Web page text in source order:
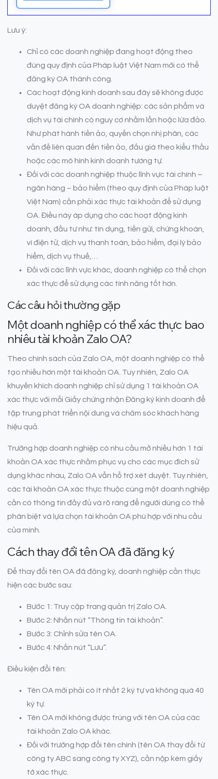
Lưu ý:
Chỉ có các doanh nghiệp đang hoạt động theo
đúng quy định của Pháp luật Việt Nam mới có thể
đăng ký OA thành công.
Các hoạt động kinh doanh sau đây sẽ không được
duyệt đăng ký OA doanh nghiệp: các sản phẩm và
dịch vụ tài chính có nguy cơ nhầm lẫn hoặc lừa đảo.
Như phát hành tiền ảo, quyền chọn nhị phân, các
vấn đề liên quan đến tiền ảo, đấu giá theo kiểu thầu
hoặc các mô hình kinh doanh tương tự.
Đối với các doanh nghiệp thuộc lĩnh vực tài chính –
ngân hàng – bảo hiểm (theo quy định của Pháp luật
Việt Nam) cần phải xác thực tài khoản để sử dụng
OA. Điều này áp dụng cho các hoạt động kinh
doanh, đầu tư như: tín dụng, tiền gửi, chứng khoán,
ví điện tử, dịch vụ thanh toán, bảo hiểm, đại lý bảo
hiểm, dịch vụ thuế,…
Đối với các lĩnh vực khác, doanh nghiệp có thể chọn
xác thực để sử dụng các tính năng tốt hơn.
Các câu hỏi thường gặp
Một doanh nghiệp có thể xác thực bao
nhiêu tài khoản Zalo OA?
Theo chính sách của Zalo OA, một doanh nghiệp có thể
tạo nhiều hơn một tài khoản OA. Tuy nhiên, Zalo OA
khuyến khích doanh nghiệp chỉ sử dụng 1 tài khoản OA
xác thực với mỗi Giấy chứng nhận Đăng ký kinh doanh để
tập trung phát triển nội dung và chăm sóc khách hàng
hiệu quả.
Trường hợp doanh nghiệp có nhu cầu mở nhiều hơn 1 tài
khoản OA xác thực nhằm phục vụ cho các mục đích sử
dụng khác nhau, Zalo OA vẫn hỗ trợ xét duyệt. Tuy nhiên,
các tài khoản OA xác thực thuộc cùng một doanh nghiệp
cần có thông tin đầy đủ và rõ ràng để người dùng có thể
phân biệt và lựa chọn tài khoản OA phù hợp với nhu cầu
của mình.
Cách thay đổi tên OA đã đăng ký
Để thay đổi tên OA đã đăng ký, doanh nghiệp cần thực
hiện các bước sau:
Bước 1: Truy cập trang quản trị Zalo OA.
Bước 2: Nhấn nút “Thông tin tài khoản”.
Bước 3: Chỉnh sửa tên OA.
Bước 4: Nhấn nút “Lưu”.
Điều kiện đổi tên:
Tên OA mới phải có ít nhất 2 ký tự và không quá 40
ký tự.
Tên OA mới không được trùng với tên OA của các
tài khoản Zalo OA khác.
Đối với trường hợp đổi tên chính (tên OA thay đổi từ
công ty ABC sang công ty XYZ), cần nộp kèm giấy
tờ xác thực.